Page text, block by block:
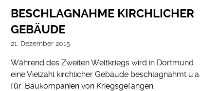
BESCHLAGNAHME KIRCHLICHER
GEBÄUDE
21. Dezember 2015
Während des Zweiten Weltkriegs wird in Dortmund
eine Vielzahl kirchlicher Gebäude beschlagnahmt u.a.
für: Baukompanien von Kriegsgefangen,